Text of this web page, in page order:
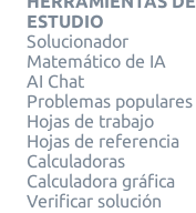
ESTUDIO
Solucionador
Matemático de IA
AI Chat
Problemas populares
Hojas de trabajo
Hojas de referencia
Calculadoras
Calculadora gráfica
Verificar solución